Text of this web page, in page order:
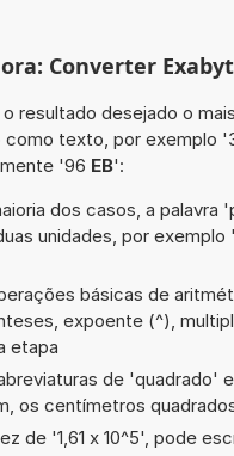
Converter
resultado desejado o
como texto, por exemplo
'96 EB':
dos casos, a
unidades, por exemplo
básicas de
expoente (^),
etapa
de
os centímetros
de '1,61 x 10^5', pode